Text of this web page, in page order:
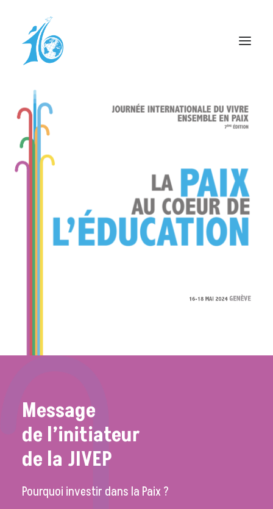
DÉCLARATION DE GENÈVE
CÉLÉBRATION À L’ONU
PROCLAMATION – UNI-DUFOUR
CAGNOTTE
INFOS PRATIQUES
Message
de l’initiateur
de la JIVEP
Pourquoi investir dans la Paix ?